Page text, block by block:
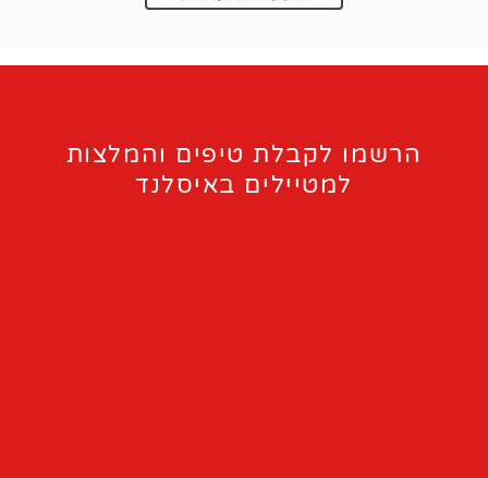
הרשמו לקבלת טיפים והמלצות
למטיילים באיסלנד